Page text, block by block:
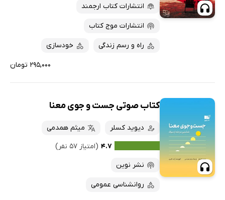
پربحث‌ها
ارزان ترین‌ها
انتشارات کتاب ارجمند
انتشارات موج کتاب
راه و رسم زندگی خودسازی
۲۹۵,۰۰۰ تومان
کتاب صوتی جست و جوی معنا
دیوید کسلر
میثم همدمی
۴.۷ (امتیاز ۵۷ نفر)
نشر نوین
روانشناسی عمومی